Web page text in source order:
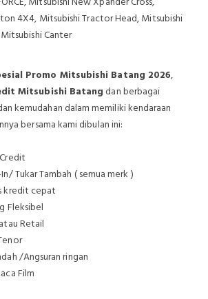
4X4, Mitsubishi Tractor Head, Mitsubishi
Canter
Promo Mitsubishi Batang 2026,
Mitsubishi Batang dan berbagai
kemudahan dalam memiliki kendaraan
bersama kami dibulan ini:
Tukar Tambah ( semua merk )
kredit cepat
Fleksibel
Retail
/Angsuran ringan
Film